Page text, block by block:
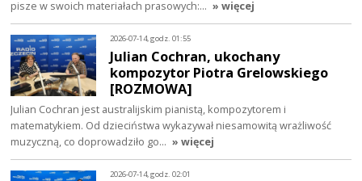
pisze w swoich materiałach prasowych:… » więcej
2026-07-14, godz. 01:55
Julian Cochran, ukochany
kompozytor Piotra Grelowskiego
[ROZMOWA]
Julian Cochran jest australijskim pianistą, kompozytorem i
matematykiem. Od dzieciństwa wykazywał niesamowitą wrażliwość
muzyczną, co doprowadziło go… » więcej
2026-07-14, godz. 02:01